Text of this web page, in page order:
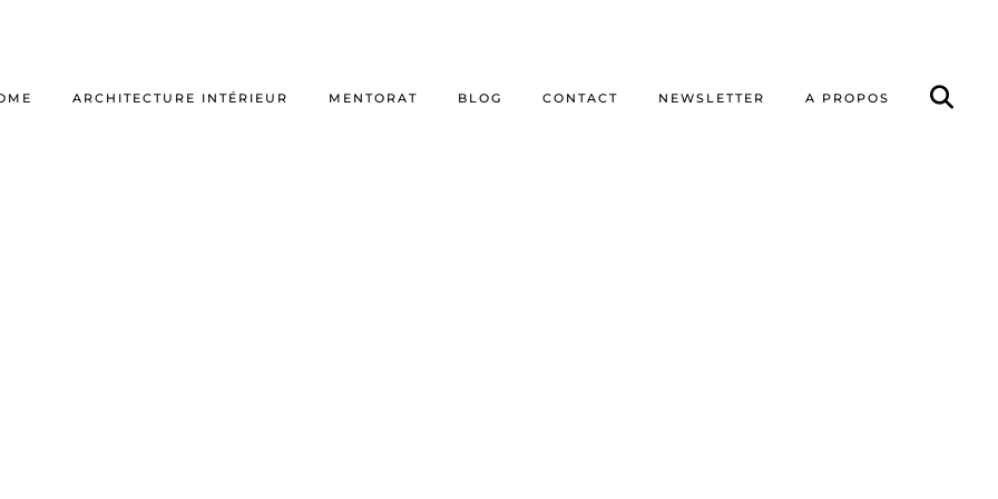
ARCHITECTURE INTÉRIEUR MENTORAT BLOG CONTACT NEWSLETTER A PROPOS